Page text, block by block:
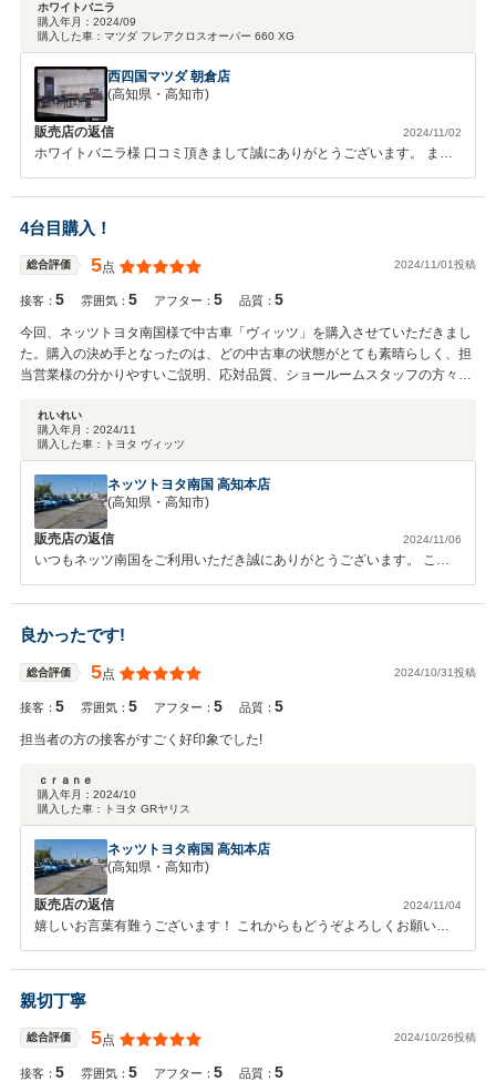
ホワイトバニラ
購入年月： 2024/09
購入した車： マツダ フレアクロスオーバー 660 XG
西四国マツダ 朝倉店
(高知県・高知市)
販売店の返信 2024/11/02
ホワイトバニラ様 口コミ頂きまして誠にありがとうございます。 また
って乗って下さっているという事で 安心致しました。 また分からない
くお願い致します。
4台目購入！
総合評価 5点 2024/11/01投稿
接客：5 雰囲気：5 アフター：5 品質：5
今回、ネッツトヨタ南国様で中古車「ヴィッツ」を購入させていただきまし
た。購入の決め手となったのは、どの中古車の状態がとても素晴らしく、担
当営業様の分かりやすいご説明、応対品質、ショールームスタッフの方々の
は違い、ネッツトヨタ南国様は「中古車返品制度」を設けているようで、
「気に入らないなど、どんな理由でも返品可能」とのことですごく驚きまし
た。それほどお客様の事を第一にお考えになられているお店なんだと思いま
した。 次回、車を購入する際にはまたネッツトヨタ南国様をご利用させてい
ただきたいと思ってあります。
れいれい
購入年月： 2024/11
購入した車：
トヨタ ヴィッツ
ネッツトヨタ南国 高知本店
(高知県・高知市)
販売店の返信 2024/11/06
いつもネッツ南国をご利用いただき誠にありがとうございます。 これ
からも誠心誠意努めて参ります。
良かったです!
総合評価 5点 2024/10/31投稿
接客：5 雰囲気：5 アフター：5 品質：5
担当者の方の接客がすごく好印象でした!
ｃｒａｎｅ
購入年月： 2024/10
購入した車：
トヨタ GRヤリス
ネッツトヨタ南国 高知本店
(高知県・高知市)
販売店の返信 2024/11/04
嬉しいお言葉有難うございます！ これからもどうぞよろしくお願い致
親切丁寧
総合評価 5点 2024/10/26投稿
接客：5 雰囲気：5 アフター：5 品質：5